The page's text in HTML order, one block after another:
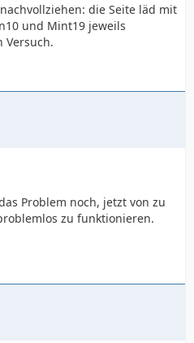
die Seite läd mit
und Mint19 jeweils
Versuch.
Problem noch, jetzt von zu
zu funktionieren.